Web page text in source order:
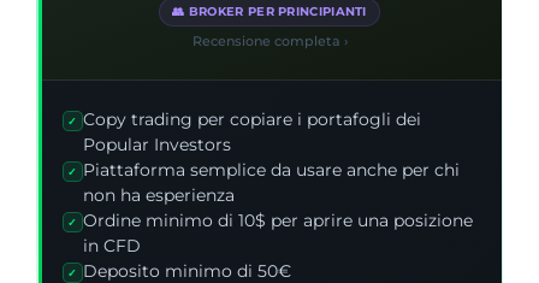
👥 BROKER PER PRINCIPIANTI
Recensione completa ›
✓ Copy trading per copiare i portafogli dei
Popular Investors
✓ Piattaforma semplice da usare anche per chi
non ha esperienza
✓ Ordine minimo di 10$ per aprire una posizione
in CFD
✓ Deposito minimo di 50€